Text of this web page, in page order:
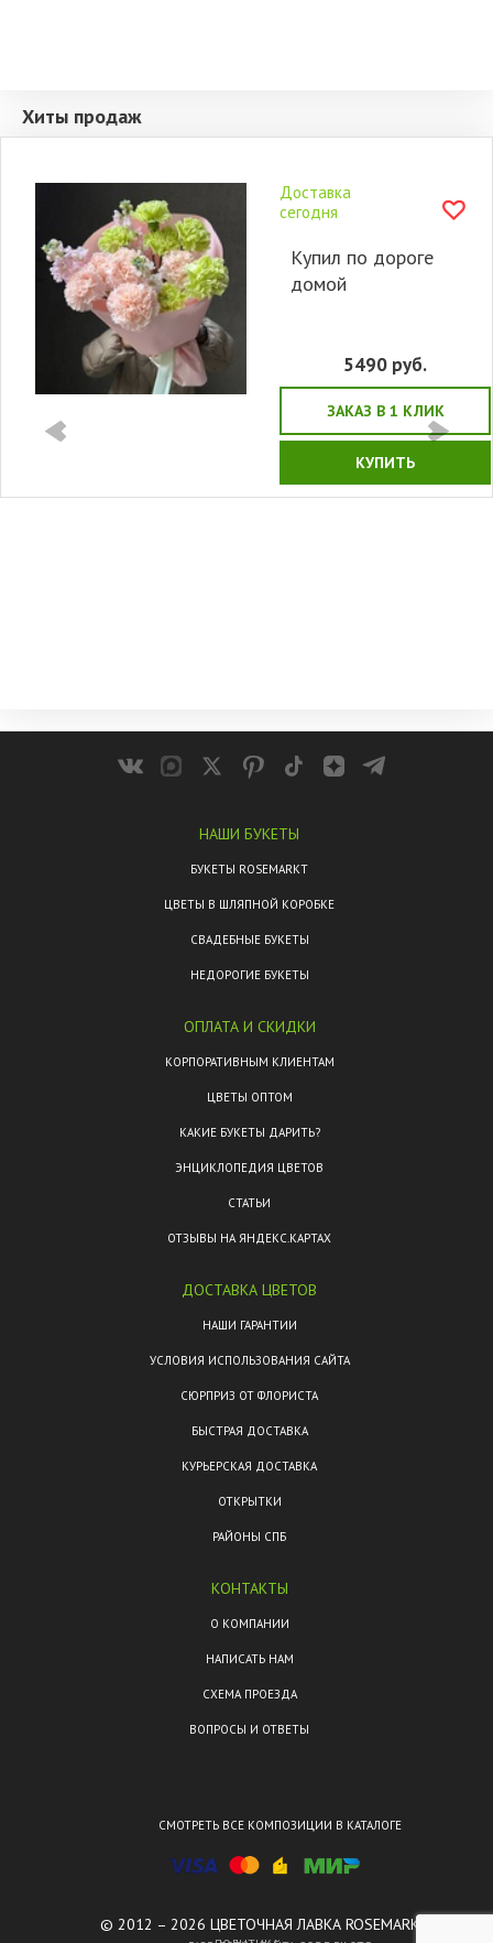
Хиты продаж
Доставка
сегодня
Купил по дороге
домой
5490 руб.
ЗАКАЗ В 1 КЛИК
КУПИТЬ
НАШИ БУКЕТЫ
БУКЕТЫ ROSEMARKT
ЦВЕТЫ В ШЛЯПНОЙ КОРОБКЕ
СВАДЕБНЫЕ БУКЕТЫ
НЕДОРОГИЕ БУКЕТЫ
ОПЛАТА И СКИДКИ
КОРПОРАТИВНЫМ КЛИЕНТАМ
ЦВЕТЫ ОПТОМ
КАКИЕ БУКЕТЫ ДАРИТЬ?
ЭНЦИКЛОПЕДИЯ ЦВЕТОВ
СТАТЬИ
ОТЗЫВЫ НА ЯНДЕКС.КАРТАХ
ДОСТАВКА ЦВЕТОВ
НАШИ ГАРАНТИИ
УСЛОВИЯ ИСПОЛЬЗОВАНИЯ САЙТА
СЮРПРИЗ ОТ ФЛОРИСТА
БЫСТРАЯ ДОСТАВКА
КУРЬЕРСКАЯ ДОСТАВКА
ОТКРЫТКИ
РАЙОНЫ СПБ
КОНТАКТЫ
О КОМПАНИИ
НАПИСАТЬ НАМ
СХЕМА ПРОЕЗДА
ВОПРОСЫ И ОТВЕТЫ
СМОТРЕТЬ ВСЕ КОМПОЗИЦИИ В КАТАЛОГЕ
© 2012 – 2026 ЦВЕТОЧНАЯ ЛАВКА ROSEMARKT.